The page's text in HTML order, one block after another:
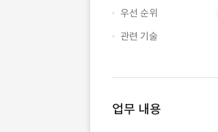
우선 순위
관련 기술
업무 내용